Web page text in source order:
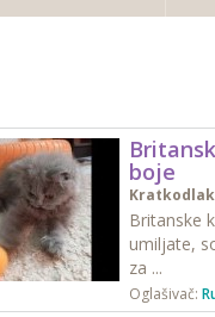
boje
Britanske
umiljate,
za ...
Oglašivač: